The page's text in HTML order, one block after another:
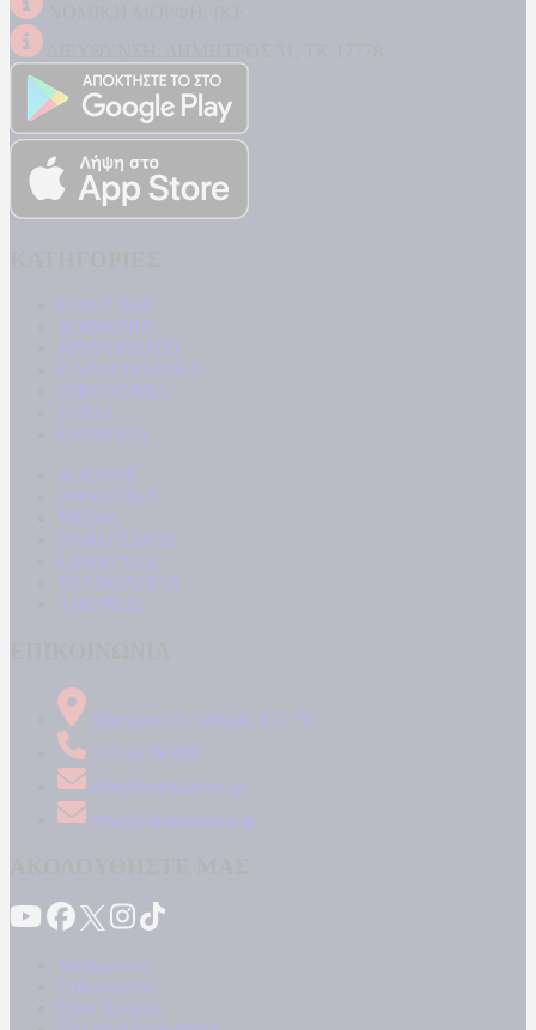
ΠΟΛΙΤΙΚΗ
ΚΟΙΝΩΝΙΑ
ΜΠΟΥΡΛΟΤΟ
ΠΑΡΑΠΟΛΙΤΙΚΑ
ΟΙΚΟΝΟΜΙΑ
ΥΓΕΙΑ
ΕΝΕΡΓΕΙΑ
ΚΟΣΜΟΣ
ΑΘΛΗΤΙΚΑ
MEDIA
ΠΟΛΙΤΙΣΜΟΣ
LIFESTYLE
ΤΕΧΝΟΛΟΓΙΑ
ΑΠΟΨΕΙΣ
Δήμητρος 31 Ταύρος, 177 78
210 34 89 000
info@kontranews.gr
news@kontranews.gr
Καταγγελίες
Επικοινωνία
Όροι Χρήσης